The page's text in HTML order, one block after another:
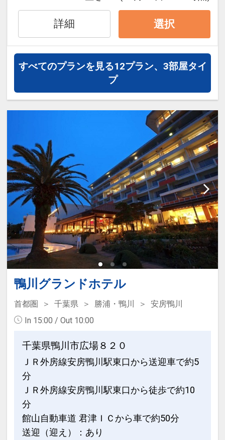
31日
インターネットコース番号：DP-1-
17277372
詳細 選択
すべてのプランを見る12プラン、3部屋タイ
プ
鴨川グランドホテル
首都圏 千葉県 勝浦・鴨川
安房鴨川
In 15:00 / Out 10:00
千葉県鴨川市広場８２０
ＪＲ外房線安房鴨川駅東口から送迎車で約5
分
ＪＲ外房線安房鴨川駅東口から徒歩で約10
分
館山自動車道 君津ＩＣから車で約50分
送迎（迎え）：あり